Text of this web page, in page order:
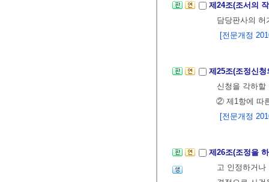
제24조(조서의
담당판사의
[전문개정
제25조(조정신
신청을 각하할
② 제1항에 따
[전문개정
제26조(조정을
고 인정하거